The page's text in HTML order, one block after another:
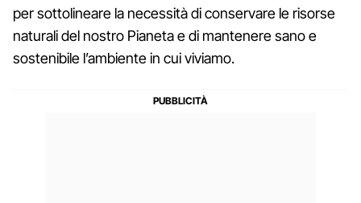
per sottolineare la necessità di conservare le risorse
naturali del nostro Pianeta e di mantenere sano e
sostenibile l’ambiente in cui viviamo.